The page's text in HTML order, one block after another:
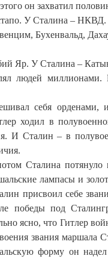
он захватил
У Сталина – НКВД.
Бухенвальд,
Яр. У Сталина –
людей
себя орденами,
ходил в
И Сталин – в
Сталина потянуло
лампасы и
присвоил себе
победы под
ясно, что Гитлер
звания маршала
форму он